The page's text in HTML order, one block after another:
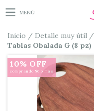
MENÚ
Inicio / Detalle muy útil /
Tablas Obalada G (8 pz)
10% OFF
comprando 50 o más